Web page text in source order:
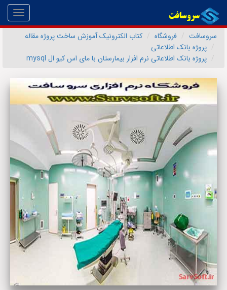
سروسافت
فروشگاه
کتاب الکترونیک آموزش ساخت پروژه مقاله
پروژه بانک اطلاعاتی
پروژه بانک اطلاعاتی نرم افزار بیمارستان با مای اس کیو ال mysql